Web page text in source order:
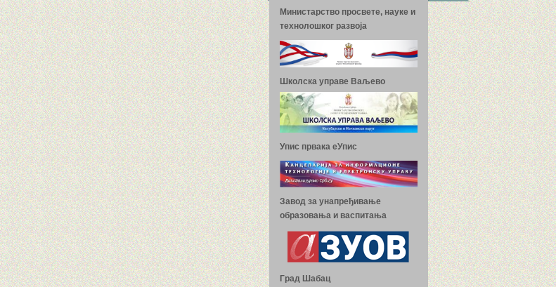
Министарство просвете, науке и
технолошког развоја
Школска управе Ваљево
Упис првака еУпис
Завод за унапређивање
образовања и васпитања
Град Шабац